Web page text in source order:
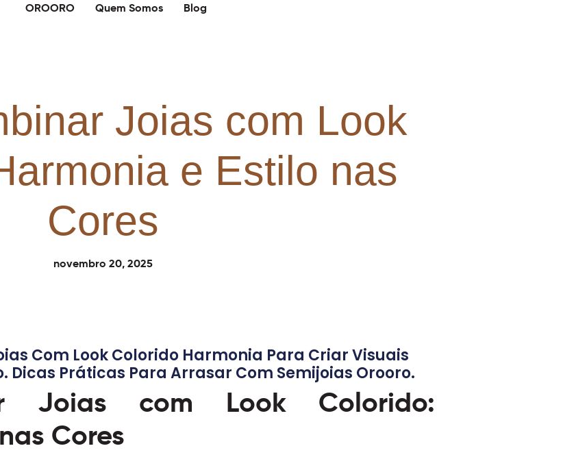
OROORO Quem Somos Blog
Joias com Look
e Estilo nas
Cores
novembro 20, 2025
Com Look Colorido Harmonia Para Criar Visuais
Dicas Práticas Para Arrasar Com Semijoias Orooro.
Joias com Look Colorido:
Cores